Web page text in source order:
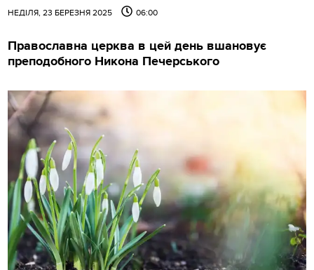
НЕДІЛЯ, 23 БЕРЕЗНЯ 2025 06:00
Православна церква в цей день вшановує
преподобного Никона Печерського